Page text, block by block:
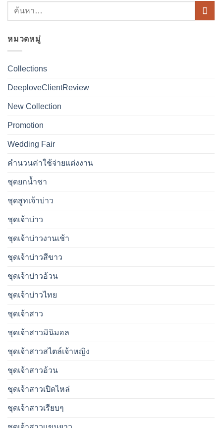
หมวดหมู่
Collections
DeeploveClientReview
New Collection
Promotion
Wedding Fair
คำนวนค่าใช้จ่ายแต่งงาน
ชุดยกน้ำชา
ชุดสูทเจ้าบ่าว
ชุดเจ้าบ่าว
ชุดเจ้าบ่าวงานเช้า
ชุดเจ้าบ่าวสีขาว
ชุดเจ้าบ่าวอ้วน
ชุดเจ้าบ่าวไทย
ชุดเจ้าสาว
ชุดเจ้าสาวมินิมอล
ชุดเจ้าสาวสไตล์เจ้าหญิง
ชุดเจ้าสาวอ้วน
ชุดเจ้าสาวเปิดไหล่
ชุดเจ้าสาวเรียบๆ